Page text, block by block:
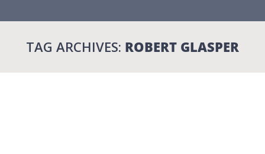
TAG ARCHIVES: ROBERT GLASPER